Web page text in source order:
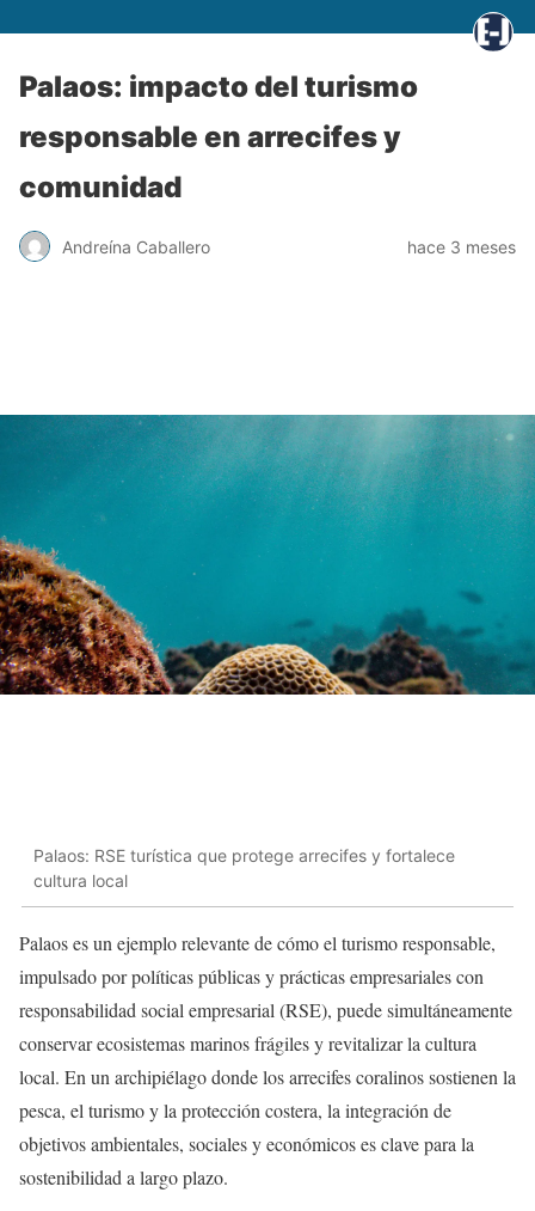
Palaos: impacto del turismo
responsable en arrecifes y
comunidad
Andreína Caballero hace 3 meses
Palaos: RSE turística que protege arrecifes y fortalece
cultura local
Palaos es un ejemplo relevante de cómo el turismo responsable,
impulsado por políticas públicas y prácticas empresariales con
responsabilidad social empresarial (RSE), puede simultáneamente
conservar ecosistemas marinos frágiles y revitalizar la cultura
local. En un archipiélago donde los arrecifes coralinos sostienen la
pesca, el turismo y la protección costera, la integración de
objetivos ambientales, sociales y económicos es clave para la
sostenibilidad a largo plazo.